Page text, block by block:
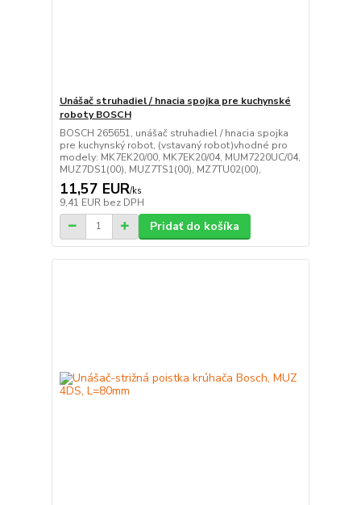
Unášač struhadiel / hnacia spojka pre kuchynské
roboty BOSCH
BOSCH 265651, unášač struhadiel / hnacia spojka
pre kuchynský robot, (vstavaný robot)vhodné pro
modely: MK7EK20/00, MK7EK20/04, MUM7220UC/04,
MUZ7DS1(00), MUZ7TS1(00), MZ7TU02(00),
11,57 EUR/ks
9,41 EUR bez DPH
Pridať do košíka